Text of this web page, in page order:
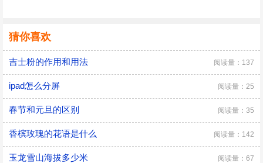
猜你喜欢
吉士粉的作用和用法 阅读量：137
ipad怎么分屏 阅读量：25
春节和元旦的区别 阅读量：35
香槟玫瑰的花语是什么 阅读量：142
玉龙雪山海拔多少米 阅读量：67